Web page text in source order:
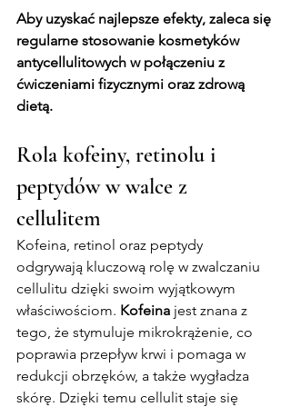
Aby uzyskać najlepsze efekty, zaleca się
regularne stosowanie kosmetyków
antycellulitowych w połączeniu z
ćwiczeniami fizycznymi oraz zdrową
dietą.
Rola kofeiny, retinolu i
peptydów w walce z
cellulitem
Kofeina, retinol oraz peptydy
odgrywają kluczową rolę w zwalczaniu
cellulitu dzięki swoim wyjątkowym
właściwościom. Kofeina jest znana z
tego, że stymuluje mikrokrążenie, co
poprawia przepływ krwi i pomaga w
redukcji obrzęków, a także wygładza
skórę. Dzięki temu cellulit staje się